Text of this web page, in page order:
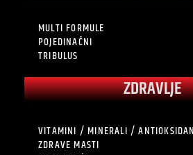
MULTI FORMULE
POJEDINAČNI
TRIBULUS
ZDRAVLJE
VITAMINI / MINERALI /
ZDRAVE MASTI